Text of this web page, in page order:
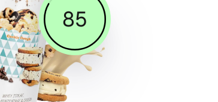
85